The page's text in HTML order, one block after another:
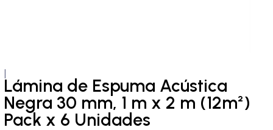
Lámina de Espuma Acústica
Negra 30 mm, 1 m x 2 m (12m²)
Pack x 6 Unidades